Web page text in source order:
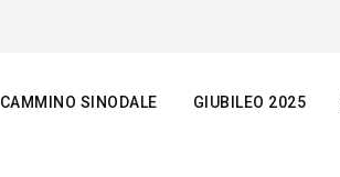
CAMMINO SINODALE GIUBILEO 2025